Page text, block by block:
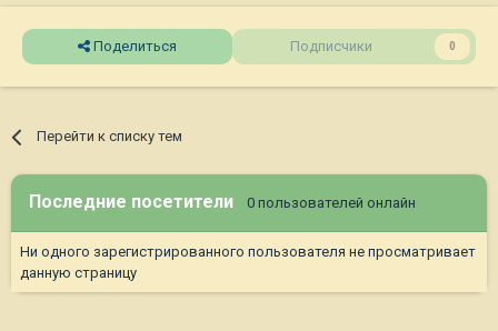
Поделиться Подписчики 0
Перейти к списку тем
Последние посетители 0 пользователей онлайн
Ни одного зарегистрированного пользователя не просматривает
данную страницу